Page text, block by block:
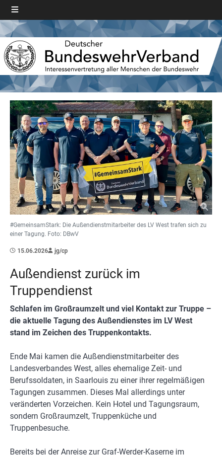
#GemeinsamStark: Die Außendienstmitarbeiter des LV West trafen sich zu
einer Tagung. Foto: DBwV
15.06.2026 jg/cp
Außendienst zurück im
Truppendienst
Schlafen im Großraumzelt und viel Kontakt zur Truppe –
die aktuelle Tagung des Außendienstes im LV West
stand im Zeichen des Truppenkontakts.
Ende Mai kamen die Außendienstmitarbeiter des
Landesverbandes West, alles ehemalige Zeit- und
Berufssoldaten, in Saarlouis zu einer ihrer regelmäßigen
Tagungen zusammen. Dieses Mal allerdings unter
veränderten Vorzeichen. Kein Hotel und Tagungsraum,
sondern Großraumzelt, Truppenküche und
Truppenbesuche.
Bereits bei der Anreise zur Graf-Werder-Kaserne im